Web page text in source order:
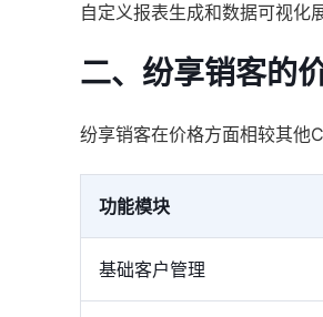
自定义报表生成和数据可视化
二、纷享销客的
纷享销客在价格方面相较其他
功能模块
基础客户管理